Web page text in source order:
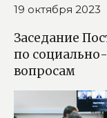
19 октября 2023
Заседание
по
вопросам